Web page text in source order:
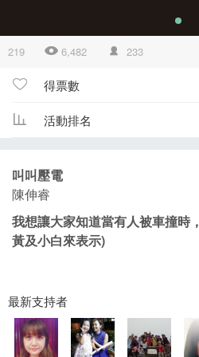
219 6,482 233
得票數
活動排名
叫叫壓電
陳伸睿
我想讓大家知道當有人被車撞時
黃及小白來表示)
最新支持者